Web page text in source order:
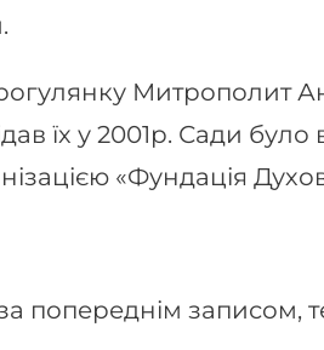
Митрополит
їх у 2001р. Сади
«Фундація
попереднім записом,